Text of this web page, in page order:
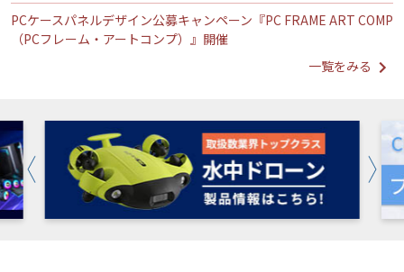
PCケースパネルデザイン公募キャンペーン『PC FRAME ART COMP
（PCフレーム・アートコンプ）』開催
一覧をみる